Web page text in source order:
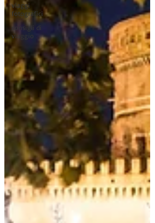
viaggi
fotografici
consigli di
viaggio